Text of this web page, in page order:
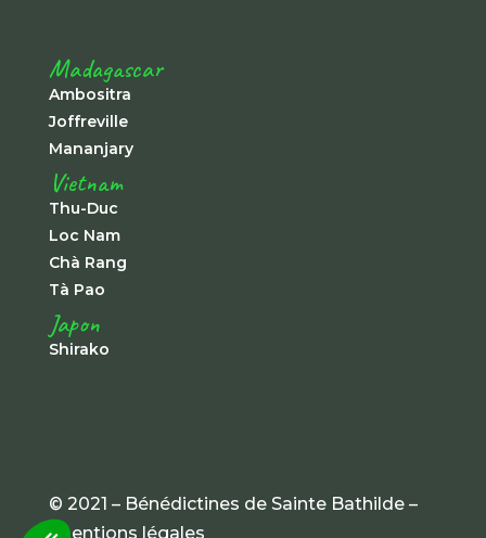
Madagascar
Ambositra
Joffreville
Mananjary
Vietnam
Thu-Duc
Loc Nam
Chà Rang
Tà Pao
Japon
Shirako
© 2021 – Bénédictines de Sainte Bathilde –
mentions légales